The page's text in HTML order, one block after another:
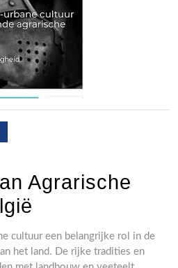
Agrarische
cultuur een belangrijke rol in de
het land. De rijke tradities en